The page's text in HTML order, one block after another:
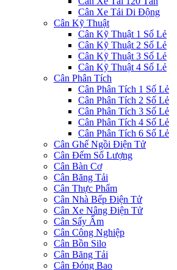
Cân Xe Tải Di Động
Cân Kỹ Thuật
Cân Kỹ Thuật 1 Số Lẻ
Cân Kỹ Thuật 2 Số Lẻ
Cân Kỹ Thuật 3 Số Lẻ
Cân Kỹ Thuật 4 Số Lẻ
Cân Phân Tích
Cân Phân Tích 1 Số Lẻ
Cân Phân Tích 2 Số Lẻ
Cân Phân Tích 3 Số Lẻ
Cân Phân Tích 4 Số Lẻ
Cân Phân Tích 6 Số Lẻ
Cân Ghế Ngồi Điện Tử
Cân Đếm Số Lượng
Cân Bàn Cơ
Cân Băng Tải
Cân Thực Phẩm
Cân Nhà Bếp Điện Tử
Cân Xe Nâng Điện Tử
Cân Sấy Ẩm
Cân Công Nghiệp
Cân Bồn Silo
Cân Băng Tải
Cân Đóng Bao